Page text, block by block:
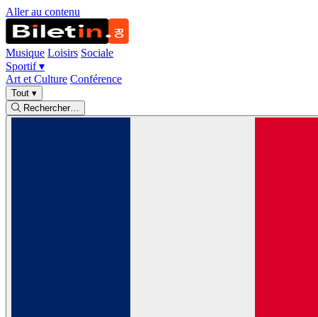
Aller au contenu
Musique Loisirs Sociale
Sportif▾
Art et Culture Conférence
Tout ▾
Rechercher…